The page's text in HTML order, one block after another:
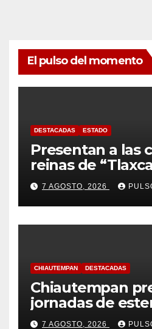
El pulso del momento
DESTACADAS ESTADO
Presentan a las
reinas de
de Ferias 2026:
Tlaxcalteca”
7 AGOSTO, 2026
CHIAUTEMPAN DESTACADAS
Chiautempan
jornadas de
para perros y
7 AGOSTO, 2026